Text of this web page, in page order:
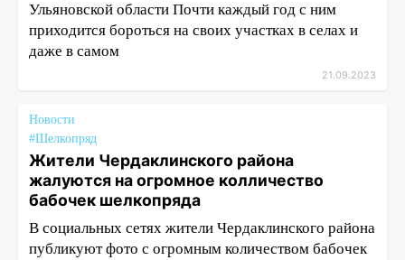
Ульяновской области Почти каждый год с ним
приходится бороться на своих участках в селах и
даже в самом
21.09.2023
Новости
#Шелкопряд
Жители Чердаклинского района
жалуются на огромное колличество
бабочек шелкопряда
В социальных сетях жители Чердаклинского района
публикуют фото с огромным количеством бабочек